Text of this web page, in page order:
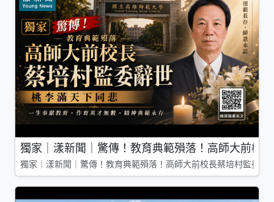
獨家｜漾新聞｜驚傳！教育典範殞落！高師大前校
獨家｜漾新聞｜驚傳！教育典範殞落！高師大前校長蔡培村監委